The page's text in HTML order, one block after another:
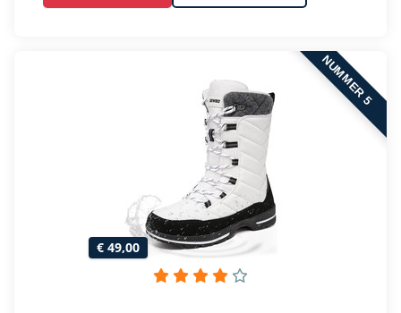
NUMMER 5
€ 49,00